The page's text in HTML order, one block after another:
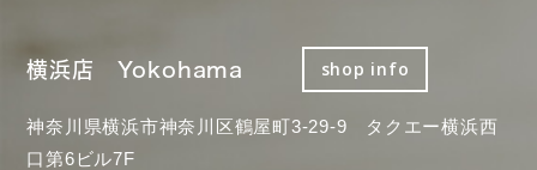
横浜店 Yokohama shop info
神奈川県横浜市神奈川区鶴屋町3-29-9 タクエー横浜西
口第6ビル7F